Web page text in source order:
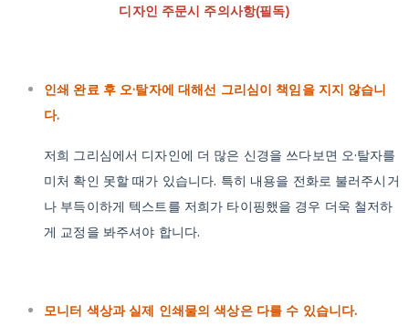
디자인 주문시 주의사항(필독)
인쇄 완료 후 오·탈자에 대해선 그리심이 책임을 지지 않습니
다.
저희 그리심에서 디자인에 더 많은 신경을 쓰다보면 오·탈자를
미처 확인 못할 때가 있습니다. 특히 내용을 전화로 불러주시거
나 부득이하게 텍스트를 저희가 타이핑했을 경우 더욱 철저하
게 교정을 봐주셔야 합니다.
모니터 색상과 실제 인쇄물의 색상은 다를 수 있습니다.